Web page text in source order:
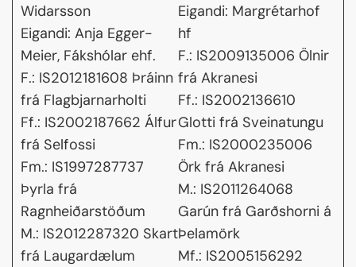
Widarsson
Eigandi: Anja Egger-
Meier, Fákshólar ehf.
F.: IS2012181608 Þráinn
frá Flagbjarnarholti
Ff.: IS2002187662 Álfur
frá Selfossi
Fm.: IS1997287737
Þyrla frá
Ragnheiðarstöðum
M.: IS2012287320 Skart
frá Laugardælum
Eigandi: Margrétarhof
hf
F.: IS2009135006 Ölnir
frá Akranesi
Ff.: IS2002136610
Glotti frá Sveinatungu
Fm.: IS2000235006
Örk frá Akranesi
M.: IS2011264068
Garún frá Garðshorni á
Þelamörk
Mf.: IS2005156292